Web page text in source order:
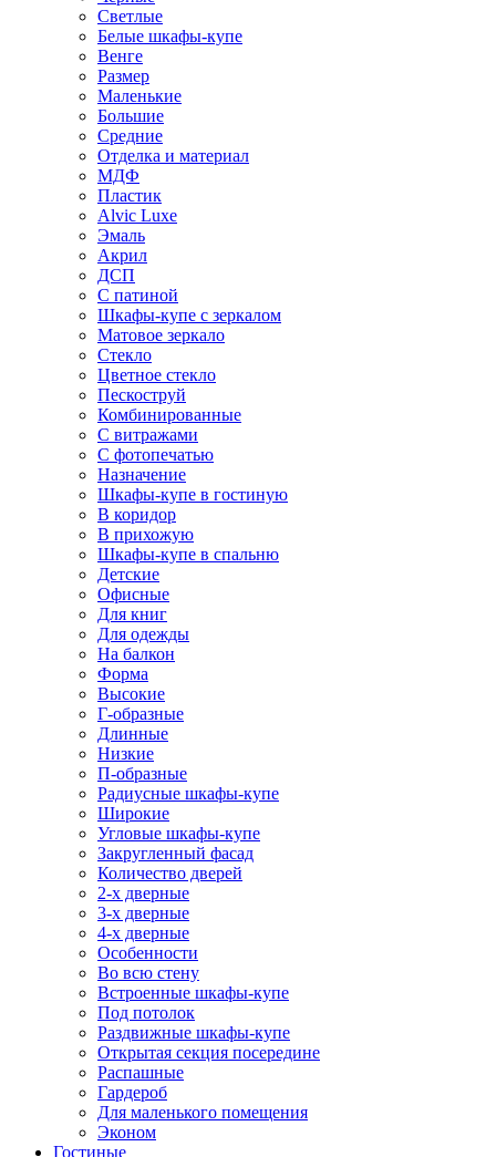
Светлые
Белые шкафы-купе
Венге
Размер
Маленькие
Большие
Средние
Отделка и материал
МДФ
Пластик
Alvic Luxe
Эмаль
Акрил
ДСП
С патиной
Шкафы-купе с зеркалом
Матовое зеркало
Стекло
Цветное стекло
Пескоструй
Комбинированные
С витражами
С фотопечатью
Назначение
Шкафы-купе в гостиную
В коридор
В прихожую
Шкафы-купе в спальню
Детские
Офисные
Для книг
Для одежды
На балкон
Форма
Высокие
Г-образные
Длинные
Низкие
П-образные
Радиусные шкафы-купе
Широкие
Угловые шкафы-купе
Закругленный фасад
Количество дверей
2-х дверные
3-х дверные
4-х дверные
Особенности
Во всю стену
Встроенные шкафы-купе
Под потолок
Раздвижные шкафы-купе
Открытая секция посередине
Распашные
Гардероб
Для маленького помещения
Эконом
Гостиные